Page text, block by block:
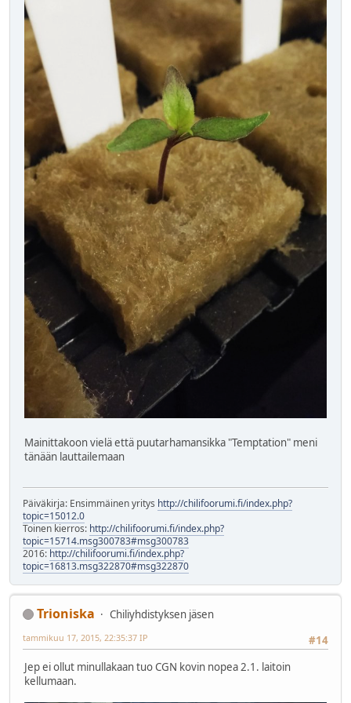
Mainittakoon vielä että puutarhamansikka "Temptation" meni
tänään lauttailemaan
Päiväkirja: Ensimmäinen yritys http://chilifoorumi.fi/index.php?
topic=15012.0
Toinen kierros: http://chilifoorumi.fi/index.php?
topic=15714.msg300783#msg300783
2016: http://chilifoorumi.fi/index.php?
topic=16813.msg322870#msg322870
Trioniska
Chiliyhdistyksen jäsen
#14
tammikuu 17, 2015, 22:35:37 IP
Jep ei ollut minullakaan tuo CGN kovin nopea 2.1. laitoin
kellumaan.